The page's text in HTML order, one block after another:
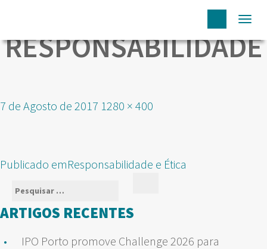
RESPONSABILIDADE
Publicado
7 de Agosto de 2017 Tamanho
1280 × 400
NAVEGAÇÃO
ARTIGOS
Publicado emResponsabilidade e Ética
Pesquisar
por:
ARTIGOS RECENTES
IPO Porto promove Challenge 2026 para